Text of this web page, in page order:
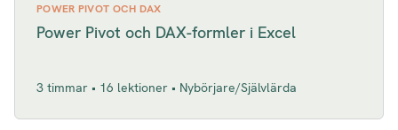
POWER PIVOT OCH DAX
Power Pivot och DAX-formler i Excel
3 timmar • 16 lektioner • Nybörjare/Självlärda